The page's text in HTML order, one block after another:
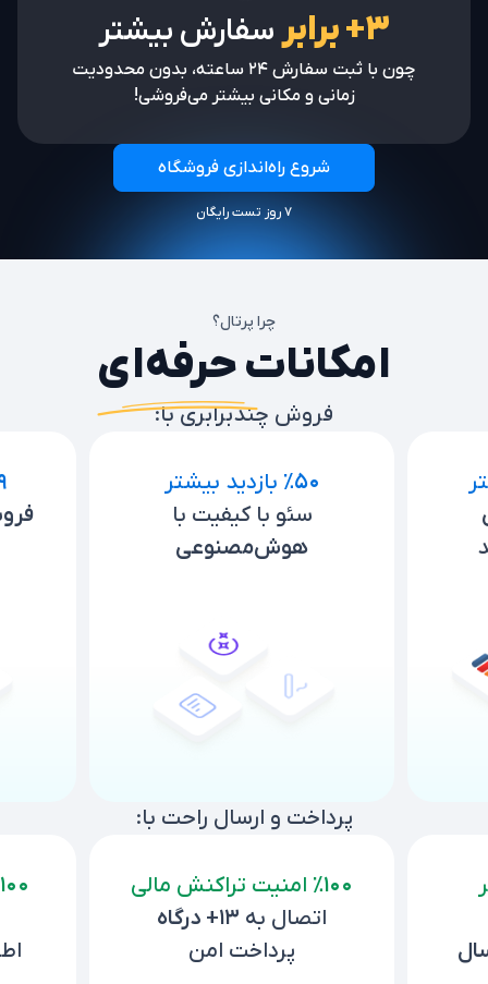
۳+ برابر سفارش بیشتر
چون با ثبت سفارش ۲۴ ساعته، بدون محدودیت
زمانی و مکانی بیشتر می‌فروشی!
شروع راه‌اندازی فروشگاه
۷ روز تست رایگان
چرا پرتال؟
امکانات حرفه‌ای
فروش چندبرابری با:
٪۵۰ بازدید بیشتر
سئو با کیفیت با
هوش‌مصنوعی
پرداخت و ارسال راحت با:
٪۱۰۰ امنیت تراکنش مالی
اتصال به ۱۳+ درگاه
پرداخت امن